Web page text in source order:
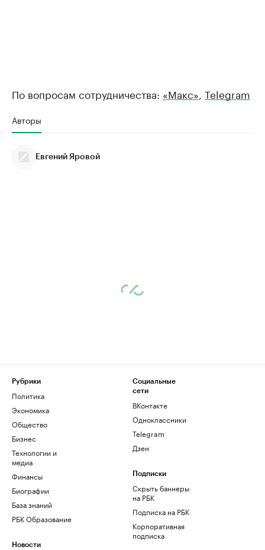
По вопросам сотрудничества: «Макс», Telegram
Авторы
Евгений Яровой
Рубрики
Политика
Экономика
Общество
Бизнес
Технологии и
медиа
Финансы
Биографии
База знаний
РБК Образование
Новости
Социальные
сети
ВКонтакте
Одноклассники
Telegram
Дзен
Подписки
Скрыть баннеры
на РБК
Подписка на РБК
Корпоративная
подписка